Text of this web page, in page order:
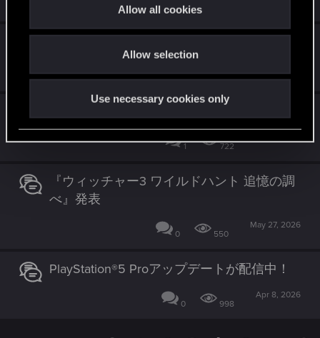
Allow all cookies
Allow selection
Use necessary cookies only
0
0 1K
1 722
『ウィッチャー3 ワイルドハント 追憶の調
べ』発表
0 550
May 27, 2026
PlayStation®5 Proアップデートが配信中！
0 998
Apr 8, 2026